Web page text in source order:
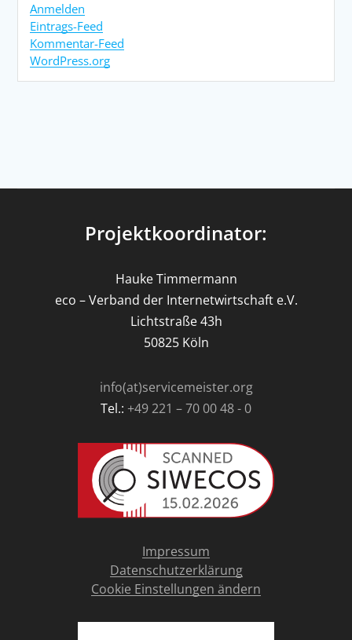
Anmelden
Eintrags-Feed
Kommentar-Feed
WordPress.org
Projektkoordinator:
Hauke Timmermann
eco – Verband der Internetwirtschaft e.V.
Lichtstraße 43h
50825 Köln
info(at)servicemeister.org
Tel.: +49 221 – 70 00 48 - 0
Impressum
Datenschutzerklärung
Cookie Einstellungen ändern